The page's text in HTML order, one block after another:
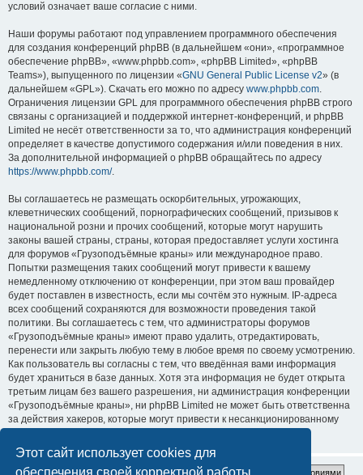
Этот сайт использует cookies для
обеспечения своей корректной работы.
условий означает ваше согласие с ними.
Наши форумы работают под управлением программного обеспечения
для создания конференций phpBB (в дальнейшем «они», «программное
обеспечение phpBB», «www.phpbb.com», «phpBB Limited», «phpBB
Teams»), выпущенного по лицензии «GNU General Public License v2» (в
дальнейшем «GPL»). Скачать его можно по адресу www.phpbb.com.
Ограничения лицензии GPL для программного обеспечения phpBB строго
связаны с организацией и поддержкой интернет-конференций, и phpBB
Limited не несёт ответственности за то, что администрация конференций
определяет в качестве допустимого содержания и/или поведения в них.
За дополнительной информацией о phpBB обращайтесь по адресу
https://www.phpbb.com/.
Вы соглашаетесь не размещать оскорбительных, угрожающих,
клеветнических сообщений, порнографических сообщений, призывов к
национальной розни и прочих сообщений, которые могут нарушить
законы вашей страны, страны, которая предоставляет услуги хостинга
для форумов «Грузоподъёмные краны» или международное право.
Попытки размещения таких сообщений могут привести к вашему
немедленному отключению от конференции, при этом ваш провайдер
будет поставлен в известность, если мы сочтём это нужным. IP-адреса
всех сообщений сохраняются для возможности проведения такой
политики. Вы соглашаетесь с тем, что администраторы форумов
«Грузоподъёмные краны» имеют право удалить, отредактировать,
перенести или закрыть любую тему в любое время по своему усмотрению.
Как пользователь вы согласны с тем, что введённая вами информация
будет храниться в базе данных. Хотя эта информация не будет открыта
третьим лицам без вашего разрешения, ни администрация конференции
«Грузоподъёмные краны», ни phpBB Limited не может быть ответственна
за действия хакеров, которые могут привести к несанкционированному